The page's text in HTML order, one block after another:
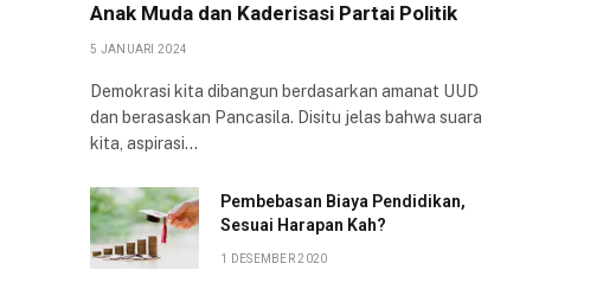
Anak Muda dan Kaderisasi Partai Politik
5 JANUARI 2024
Demokrasi kita dibangun berdasarkan amanat UUD
dan berasaskan Pancasila. Disitu jelas bahwa suara
kita, aspirasi…
Pembebasan Biaya Pendidikan,
Sesuai Harapan Kah?
1 DESEMBER 2020